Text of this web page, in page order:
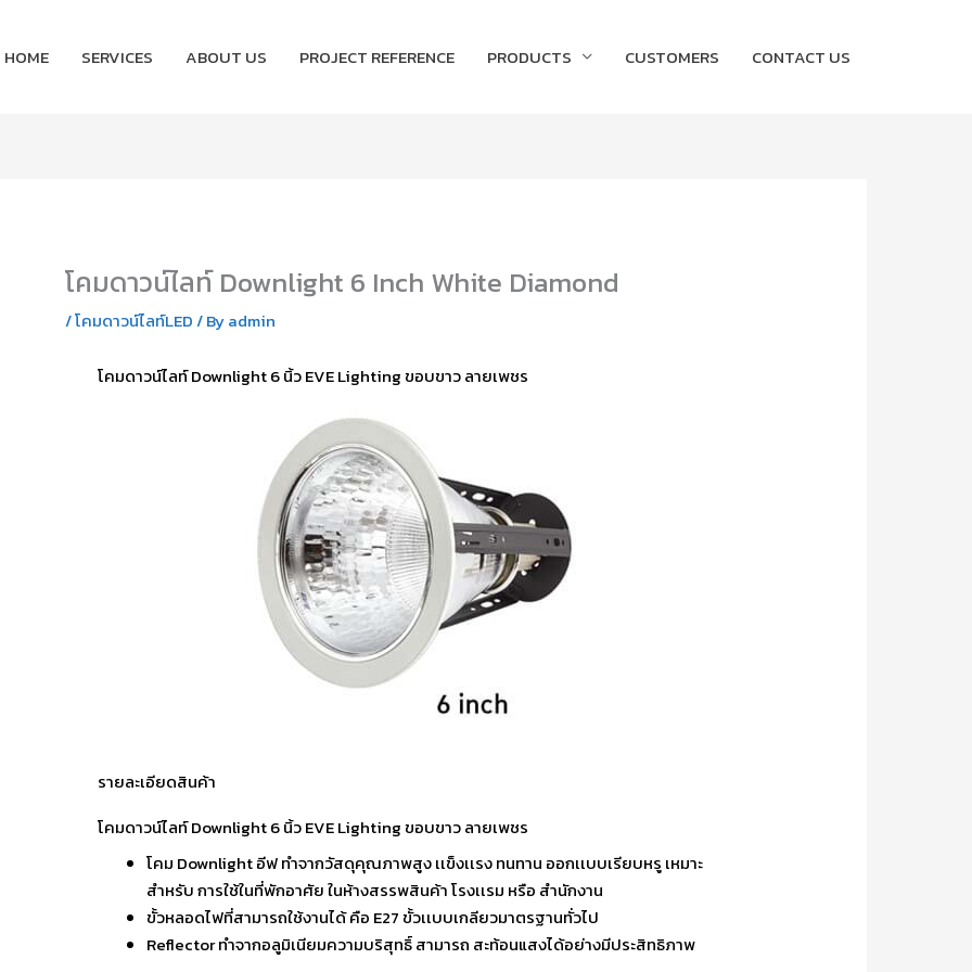
HOME SERVICES ABOUT US PROJECT REFERENCE PRODUCTS CUSTOMERS CONTACT US
โคมดาวน์ไลท์ Downlight 6 Inch White Diamond
/โคมดาวน์ไลท์LED/ Byadmin
โคมดาวน์ไลท์ Downlight 6 นิ้ว EVE Lighting ขอบขาว ลายเพชร
รายละเอียดสินค้า
โคมดาวน์ไลท์ Downlight 6 นิ้ว EVE Lighting ขอบขาว ลายเพชร
โคม Downlight อีฟ ทำจากวัสดุคุณภาพสูง เเข็งเเรง ทนทาน ออกเเบบเรียบหรู เหมาะ
สำหรับ การใช้ในที่พักอาศัย ในห้างสรรพสินค้า โรงเเรม หรือ สำนักงาน
ขั้วหลอดไฟที่สามารถใช้งานได้ คือ E27 ขั้วเเบบเกลียวมาตรฐานทั่วไป
Reflector ทำจากอลูมิเนียมความบริสุทธิ์ สามารถ สะท้อนแสงได้อย่างมีประสิทธิภาพ